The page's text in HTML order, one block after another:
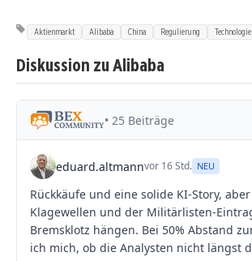
Aktienmarkt Alibaba China Regulierung Technologie
Diskussion zu Alibaba